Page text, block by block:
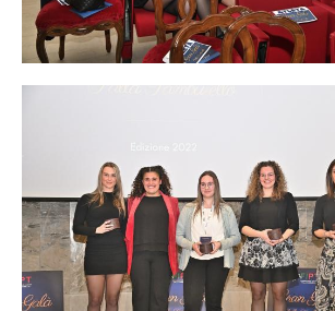
DISCIPLINE
INDOOR